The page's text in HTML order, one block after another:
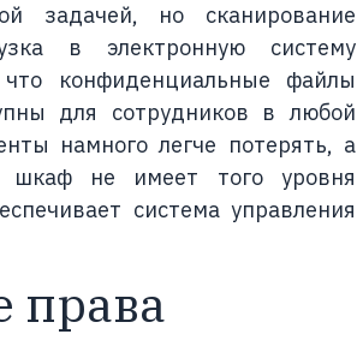
задачей, но сканирование
в электронную систему
что конфиденциальные файлы
для сотрудников в любой
намного легче потерять, а
шкаф не имеет того уровня
система управления
права